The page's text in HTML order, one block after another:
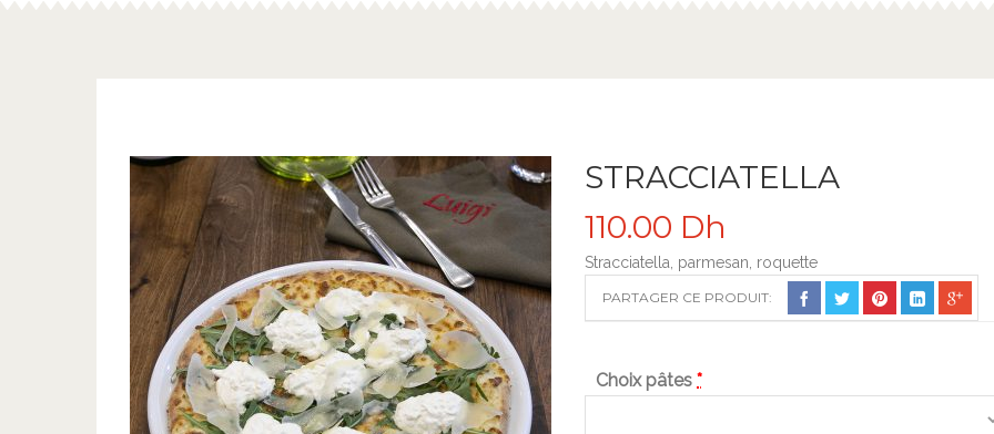
STRACCIATELLA
110.00 Dh
Stracciatella, parmesan, roquette
PARTAGER CE PRODUIT:
Choix pâtes *